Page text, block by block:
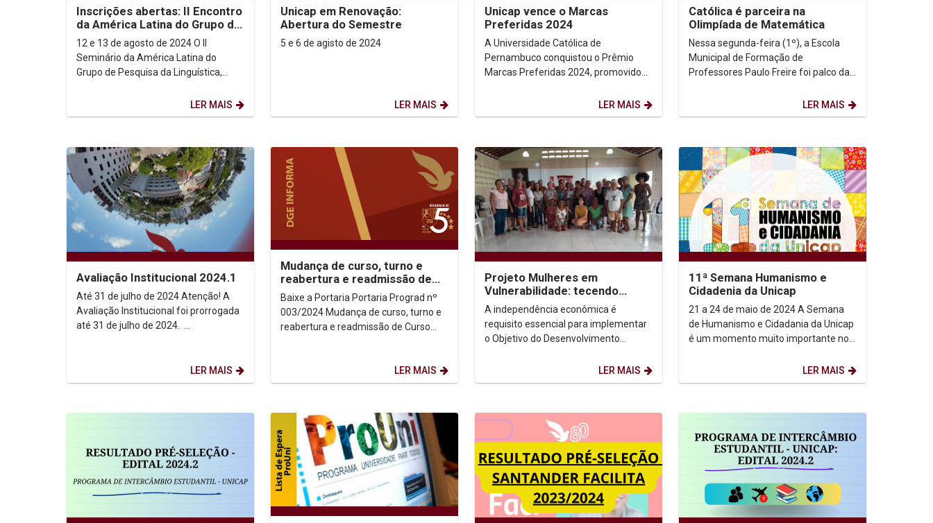
Inscrições abertas: II Encontro
da América Latina do Grupo de
Pesquisa da Linguística,
Filologia...
12 e 13 de agosto de 2024 O II
Seminário da América Latina do
Grupo de Pesquisa da Linguística,
LER MAIS
Unicap em Renovação:
Abertura do Semestre
LER MAIS
Unicap vence o Marcas
Preferidas 2024
A Universidade Católica de
Pernambuco conquistou o Prêmio
Marcas Preferidas 2024, promovido
ficou em primeiro lugar na...LER MAIS
Católica é parceira na
Olimpíada de Matemática
Nessa segunda-feira (1º), a Escola
Municipal de Formação de
Professores Paulo Freire foi palco da
LER MAIS
Avaliação Institucional 2024.1
Até 31 de julho de 2024 Atenção! A
Avaliação Institucional foi prorrogada
até 31 de julho de 2024.
LER MAIS
Mudança de curso, turno e
reabertura e readmissão de
curso 2024.2
Baixe a Portaria Portaria Prograd nº
003/2024 Mudança de curso, turno e
reabertura e readmissão de Curso
LER MAIS
Projeto Mulheres em
Vulnerabilidade: tecendo
redes de empoderamento
A independência econômica é
requisito essencial para implementar
o Objetivo do Desenvolvimento
LER MAIS
11ª Semana Humanismo e
Cidadenia da Unicap
21 a 24 de maio de 2024 A Semana
de Humanismo e Cidadania da Unicap
é um momento muito importante no
LER MAIS